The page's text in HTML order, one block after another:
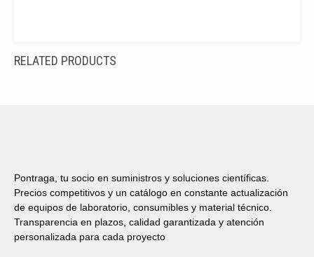
RELATED PRODUCTS
Pontraga, tu socio en suministros y soluciones científicas.
Precios competitivos y un catálogo en constante actualización
de equipos de laboratorio, consumibles y material técnico.
Transparencia en plazos, calidad garantizada y atención
personalizada para cada proyecto